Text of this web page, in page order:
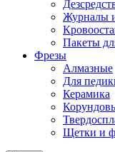
Журналы
Пакеты
Фрезы
Алмазные
Для
Керамика
Щетки и